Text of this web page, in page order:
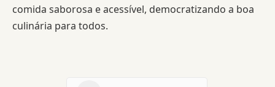
comida saborosa e acessível, democratizando a boa
culinária para todos.